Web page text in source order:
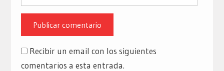
Recibir un email con los siguientes
comentarios a esta entrada.